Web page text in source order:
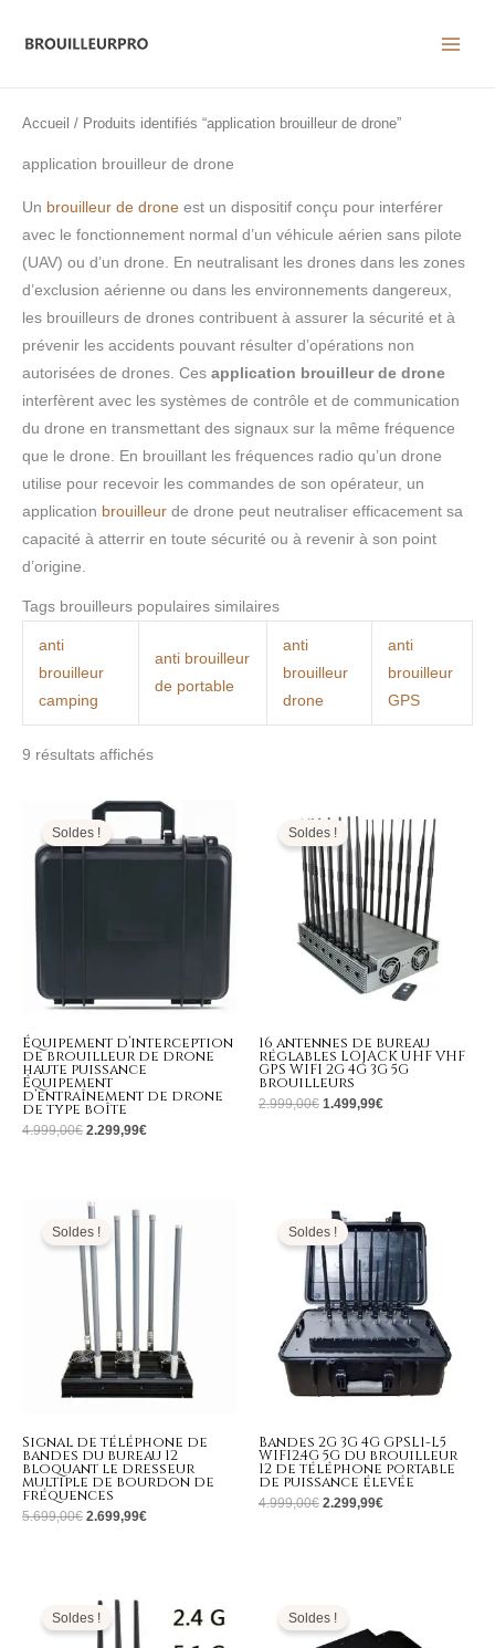
Accueil / Produits identifiés “application brouilleur de drone”
application brouilleur de drone
Un brouilleur de drone est un dispositif conçu pour interférer
avec le fonctionnement normal d’un véhicule aérien sans pilote
(UAV) ou d’un drone. En neutralisant les drones dans les zones
d’exclusion aérienne ou dans les environnements dangereux,
les brouilleurs de drones contribuent à assurer la sécurité et à
prévenir les accidents pouvant résulter d’opérations non
autorisées de drones. Ces application brouilleur de drone
interfèrent avec les systèmes de contrôle et de communication
du drone en transmettant des signaux sur la même fréquence
que le drone. En brouillant les fréquences radio qu’un drone
utilise pour recevoir les commandes de son opérateur, un
application brouilleur de drone peut neutraliser efficacement sa
capacité à atterrir en toute sécurité ou à revenir à son point
d’origine.
Tags brouilleurs populaires similaires
anti
brouilleur
camping
anti brouilleur
de portable
anti
brouilleur
drone
anti
brouilleur
GPS
9 résultats affichés
Soldes !
Équipement d’interception
de brouilleur de drone
haute puissance
Équipement
d’entraînement de drone
de type boîte
4.999,00€
Le
prix
initial
était :
4.999,00€.
2.299,99€
Le
prix
actuel
est :
2.299,99€.
Soldes !
16 antennes de bureau
réglables LOJACK UHF VHF
GPS WIFI 2G 4G 3G 5G
brouilleurs
2.999,00€
prix
initial
était :
2.999,00€.
1.499,99€
prix
actuel
est :
1.499,99€.
Soldes !
Signal de téléphone de
bandes du bureau 12
bloquant le dresseur
multiple de bourdon de
fréquences
5.699,00€
Le
prix
initial
était :
5.699,00€.
2.699,99€
prix
actuel
2.699,99€.
Soldes !
Bandes 2G 3G 4G GPSL1-L5
WIFI2.4G 5G du brouilleur
12 de téléphone portable
de puissance élevée
4.999,00€
prix
initial
était :
4.999,00€.
2.299,99€
prix
actuel
est :
2.299,99€.
Soldes !
prix
initial
était :
1.699,00€.
prix
actuel
est :
Soldes !
initial
était :
5.999,00€.3.299,99€.